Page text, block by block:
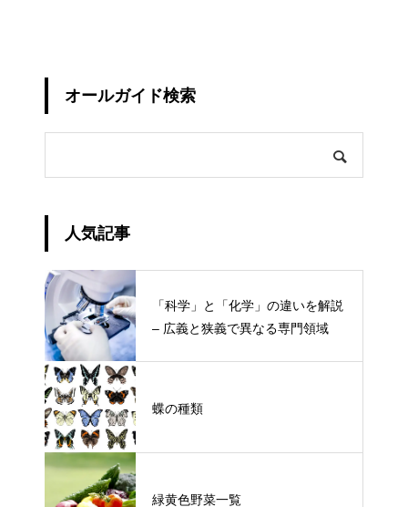
オールガイド検索
人気記事
「科学」と「化学」の違いを解説
– 広義と狭義で異なる専門領域
蝶の種類
緑黄色野菜一覧